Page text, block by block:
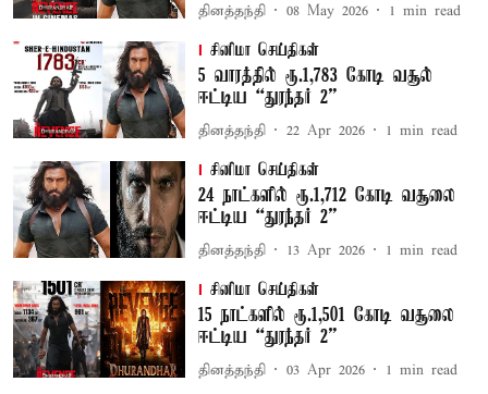
தினத்தந்தி 08 May 2026 1 min read
சினிமா செய்திகள்
5 வாரத்தில் ரூ.1,783 கோடி வசூல்
ஈட்டிய “துரந்தர் 2”
தினத்தந்தி 22 Apr 2026 1 min read
சினிமா செய்திகள்
24 நாட்களில் ரூ.1,712 கோடி வசூலை
ஈட்டிய “துரந்தர் 2”
தினத்தந்தி 13 Apr 2026 1 min read
சினிமா செய்திகள்
15 நாட்களில் ரூ.1,501 கோடி வசூலை
ஈட்டிய “துரந்தர் 2”
தினத்தந்தி 03 Apr 2026 1 min read